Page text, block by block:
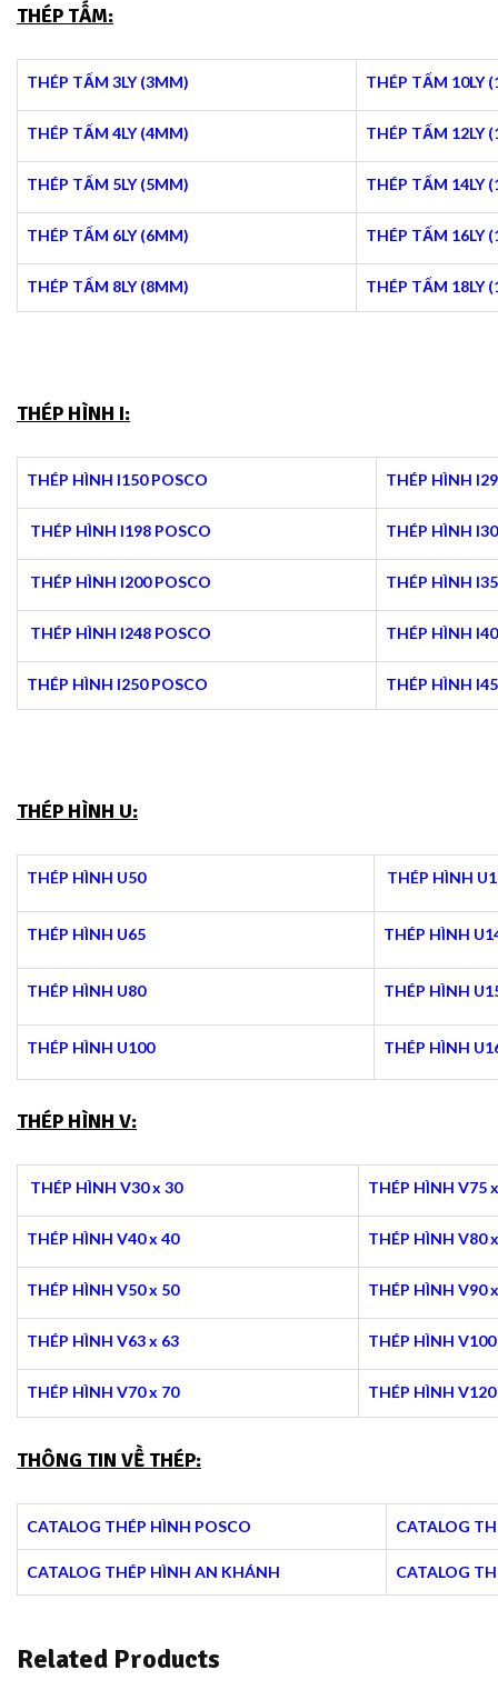
THÉP TẤM:
THÉP TẤM 3LY (3MM) THÉP TẤM 10LY
THÉP TẤM 4LY (4MM) THÉP TẤM 12LY
THÉP TẤM 5LY (5MM) THÉP TẤM 14LY
THÉP TẤM 6LY (6MM) THÉP TẤM 16LY
THÉP TẤM 8LY (8MM) THÉP TẤM 18LY
THÉP HÌNH I:
THÉP HÌNH I150 POSCO THÉP HÌNH
THÉP HÌNH I198 POSCO THÉP HÌNH
THÉP HÌNH I200 POSCO THÉP HÌNH
THÉP HÌNH I248 POSCO THÉP HÌNH
THÉP HÌNH I250 POSCO THÉP HÌNH
THÉP HÌNH U:
THÉP HÌNH U50 THÉP HÌNH
THÉP HÌNH U65 THÉP HÌNH
THÉP HÌNH U80 THÉP HÌNH
THÉP HÌNH U100 THÉP HÌNH
THÉP HÌNH V:
THÉP HÌNH V30 x 30 THÉP HÌNH V75
THÉP HÌNH V40 x 40 THÉP HÌNH V80
THÉP HÌNH V50 x 50 THÉP HÌNH V90
THÉP HÌNH V63 x 63 THÉP HÌNH
THÉP HÌNH V70 x 70 THÉP HÌNH
THÔNG TIN VỀ THÉP:
CATALOG THÉP HÌNH POSCO CATALOG
CATALOG THÉP HÌNH AN KHÁNH CATALOG
Related Products